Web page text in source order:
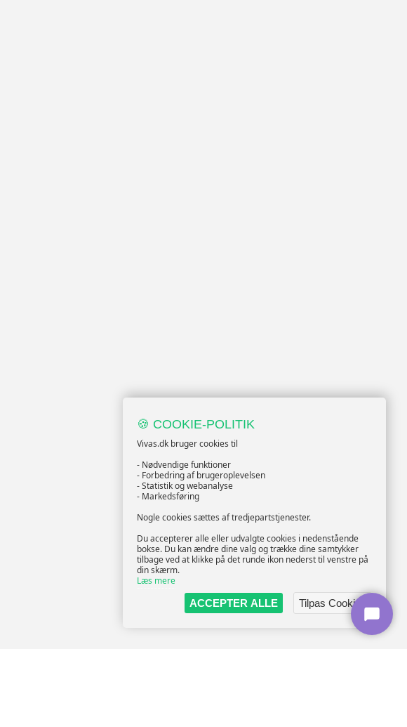
🍪 COOKIE-POLITIK
Vivas.dk bruger cookies til
- Nødvendige funktioner
- Forbedring af brugeroplevelsen
- Statistik og webanalyse
- Markedsføring
Nogle cookies sættes af tredjepartstjenester.
Du accepterer alle eller udvalgte cookies i nedenstående
bokse. Du kan ændre dine valg og trække dine samtykker
tilbage ved at klikke på det runde ikon nederst til venstre på
din skærm.
Læs mere
ACCEPTER ALLE
Tilpas Cookies